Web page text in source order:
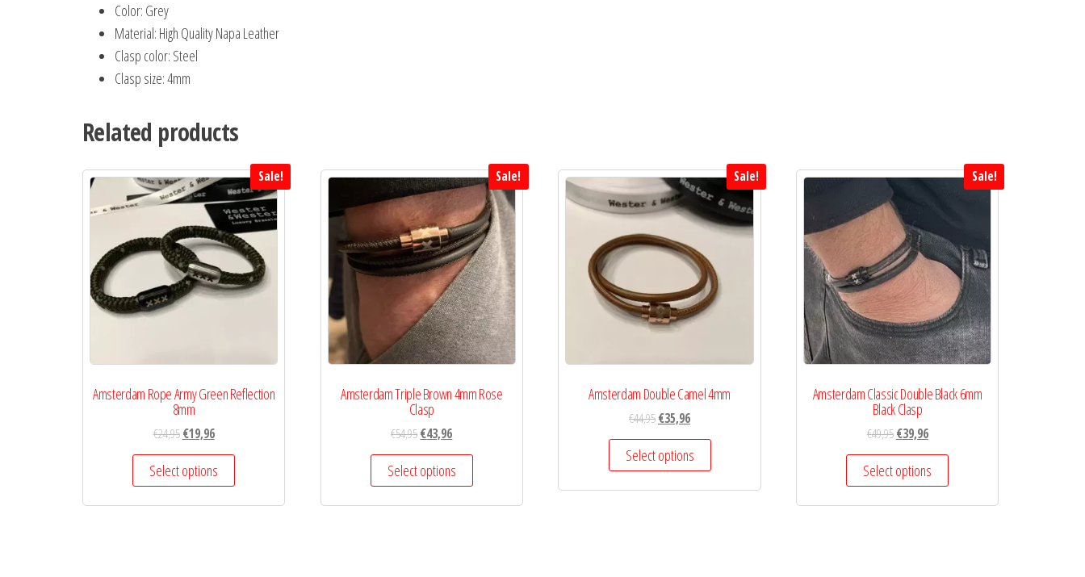
Color: Grey
Material: High Quality Napa Leather
Clasp color: Steel
Clasp size: 4mm
Related products
Sale!
Amsterdam Rope Army Green Reflection
8mm
€24,95 €19,96
Select options
Sale!
Amsterdam Triple Brown 4mm Rose
Clasp
€54,95€43,96
Select options
Sale!
Amsterdam Double Camel 4mm
€44,95€35,96
Select options
Sale!
Amsterdam Classic Double Black 6mm
Black Clasp
€49,95 €39,96
Select options